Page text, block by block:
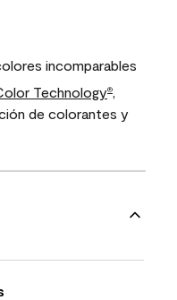
incomparables
Technology®,
de colorantes y